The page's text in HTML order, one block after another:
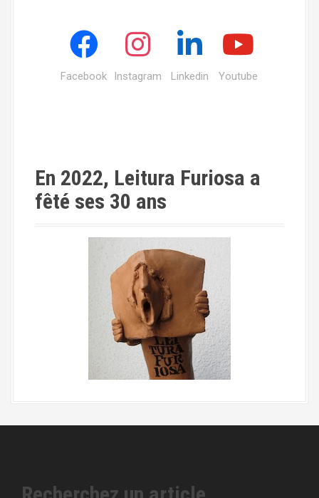
Facebook Instagram Linkedin Youtube
En 2022, Leitura Furiosa a
fêté ses 30 ans